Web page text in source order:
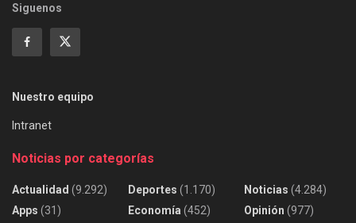
Siguenos
Nuestro equipo
Intranet
Noticias por categorías
Actualidad (9.292)
Apps (31)
Deportes (1.170)
Economía (452)
Noticias (4.284)
Opinión (977)